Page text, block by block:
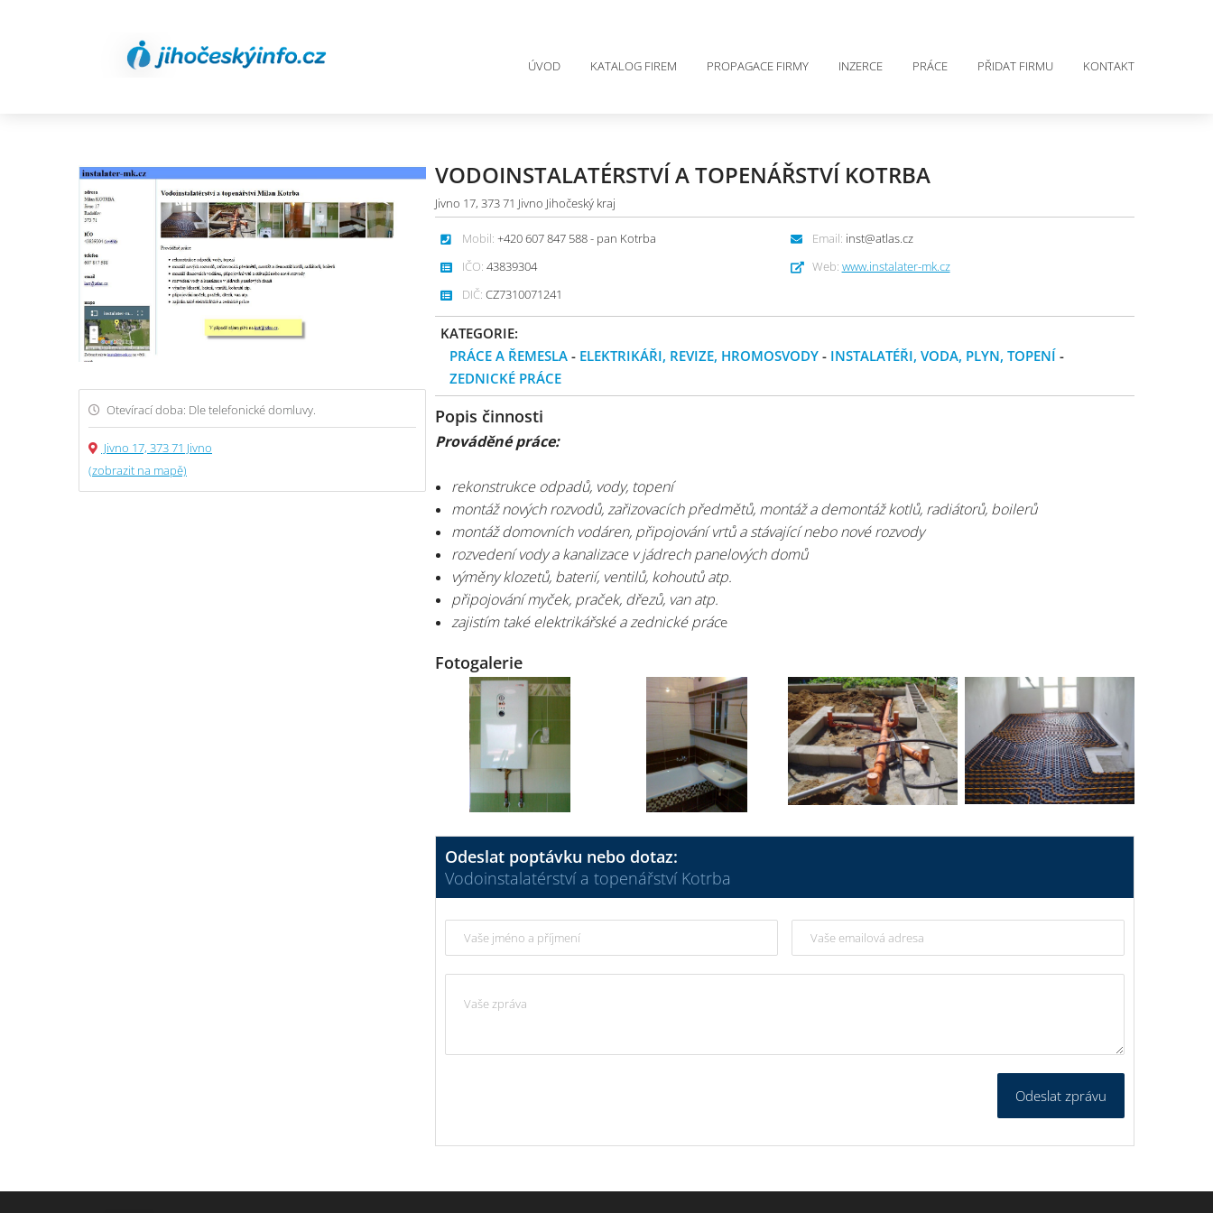
ÚVOD KATALOG FIREM PROPAGACE FIRMY INZERCE PRÁCE PŘIDAT FIRMU KONTAKT
VODOINSTALATÉRSTVÍ A TOPENÁŘSTVÍ KOTRBA
Jivno 17, 373 71 Jivno Jihočeský kraj
Mobil: +420 607 847 588 - pan Kotrba
IČO: 43839304
DIČ: CZ7310071241
Email: inst@atlas.cz
Web: www.instalater-mk.cz
KATEGORIE:
PRÁCE A ŘEMESLA - ELEKTRIKÁŘI, REVIZE, HROMOSVODY - INSTALATÉŘI, VODA, PLYN, TOPENÍ -
ZEDNICKÉ PRÁCE
Popis činnosti
Prováděné práce:
rekonstrukce odpadů, vody, topení
montáž nových rozvodů, zařizovacích předmětů, montáž a demontáž kotlů, radiátorů, boilerů
montáž domovních vodáren, připojování vrtů a stávající nebo nové rozvody
rozvedení vody a kanalizace v jádrech panelových domů
výměny klozetů, baterií, ventilů, kohoutů atp.
připojování myček, praček, dřezů, van atp.
zajistím také elektrikářské a zednické práce
Fotogalerie
Odeslat poptávku nebo dotaz:
Vodoinstalatérství a topenářství Kotrba
Odeslat zprávu
Otevírací doba: Dle telefonické domluvy.
Jivno 17, 373 71 Jivno
(zobrazit na mapě)